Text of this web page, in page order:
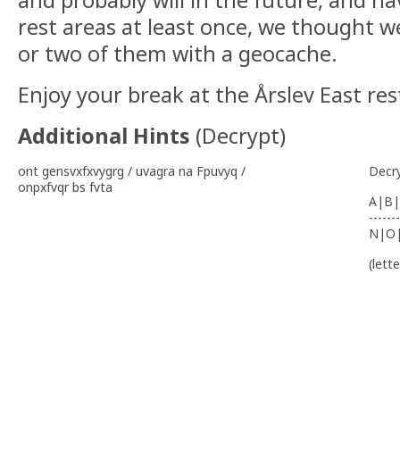
rest areas at least once, we thought
or two of them with a geocache.
Enjoy your break at the Årslev East
Additional Hints (Decrypt)
ont gensvxfxvygrg / uvagra na Fpuvyq /
onpxfvqr bs fvta